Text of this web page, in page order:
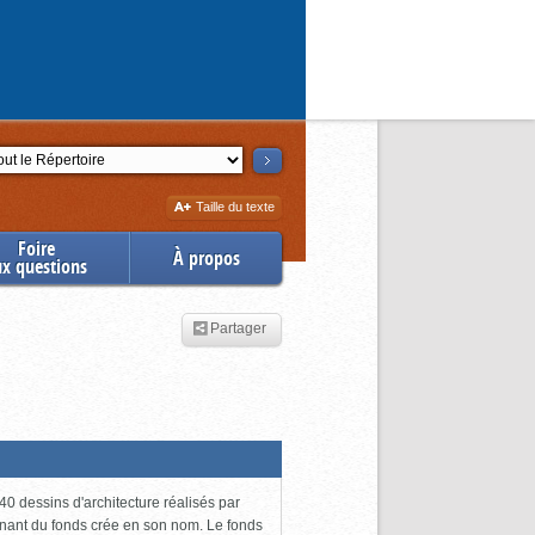
Augmenter
la
Taille du texte
Foire
questions À propos
Partager
dessins d'architecture réalisés par
du fonds crée en son nom. Le fonds